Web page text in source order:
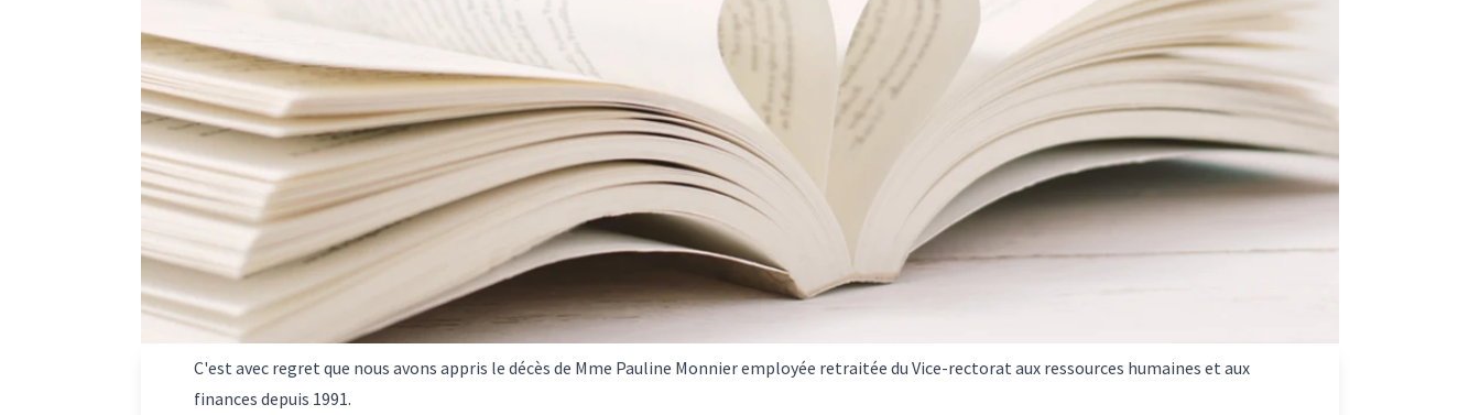
C'est avec regret que nous avons appris le décès de Mme Pauline Monnier employée retraitée du Vice-rectorat aux ressources humaines et aux
finances depuis 1991.